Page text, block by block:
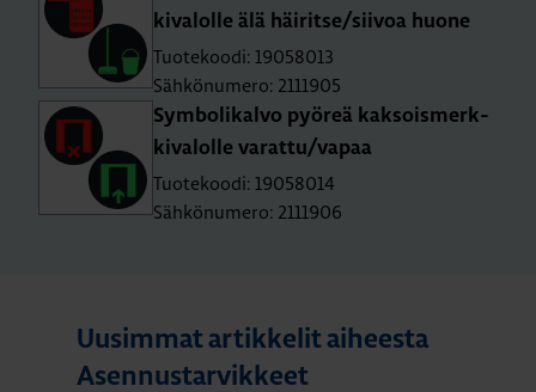
ki­va­lol­le älä häi­rit­se/sii­voa huone
Tuotekoodi: 19058013
Sähkönumero: 2111905
Sym­bo­li­kal­vo pyö­reä kak­sois­merk­
ki­va­lol­le va­rat­tu/vapaa
Tuotekoodi: 19058014
Sähkönumero: 2111906
Uusimmat artikkelit aiheesta
Asennustarvikkeet